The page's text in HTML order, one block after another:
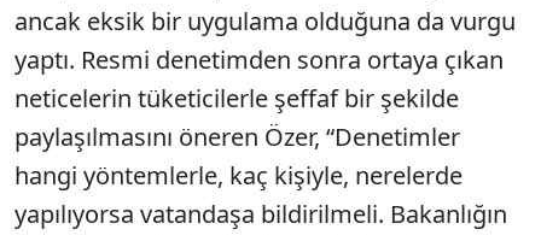
ancak eksik bir uygulama olduğuna da vurgu
yaptı. Resmi denetimden sonra ortaya çıkan
neticelerin tüketicilerle şeffaf bir şekilde
paylaşılmasını öneren Özer, “Denetimler
hangi yöntemlerle, kaç kişiyle, nerelerde
yapılıyorsa vatandaşa bildirilmeli. Bakanlığın